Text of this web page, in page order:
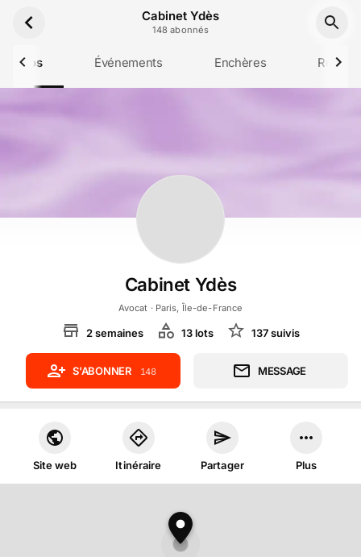
Cabinet Ydès
148 abonnés
propos Événements Enchères
Cabinet Ydès
Avocat · Paris, Île-de-France
2semaines 13lots 137suivis
S'ABONNER 148 MESSAGE
Site web Itinéraire Partager Plus